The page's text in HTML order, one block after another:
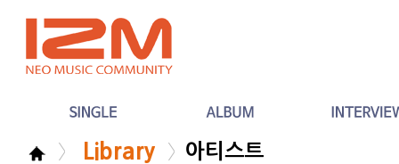
Library 아티스트